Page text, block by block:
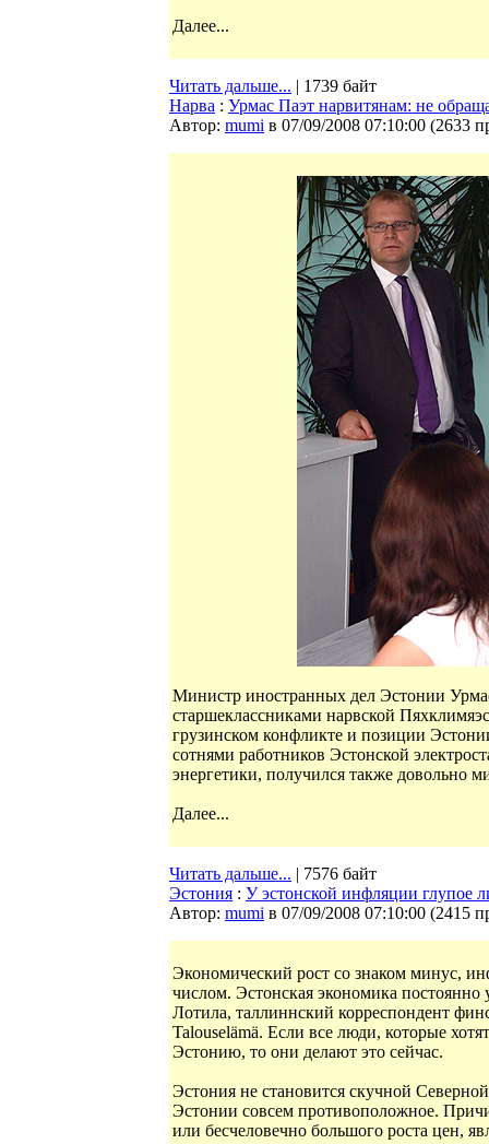
Далее...
Читать дальше... | 1739 байт
Нарва : Урмас Паэт нарвитянам: не
Автор: mumi в 07/09/2008 07:10:00 (2633
Министр иностранных дел Эстонии
старшеклассниками нарвской
грузинском конфликте и позиции
сотнями работников Эстонской
энергетики, получился также довольно
Далее...
Читать дальше... | 7576 байт
Эстония : У эстонской инфляции глупое
Автор: mumi в 07/09/2008 07:10:00 (2415
Экономический рост со знаком минус,
числом. Эстонская экономика
Лотила, таллиннский корреспондент
Talouselämä. Если все люди, которые
Эстонию, то они делают это сейчас.
Эстония не становится скучной
Эстонии совсем противоположное.
или бесчеловечно большого роста цен,